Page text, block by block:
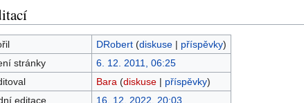
DRobert (diskuse| příspěvky)
stránky
6. 12. 2011, 06:25
Bara (diskuse| příspěvky)
editace
16. 12. 2022, 20:03